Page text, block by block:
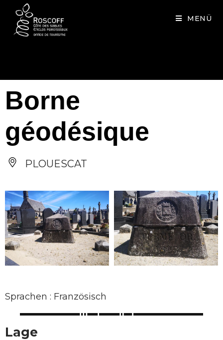
MENÜ
Borne
géodésique
PLOUESCAT
Sprachen : Französisch
Lage
Cookies management panel